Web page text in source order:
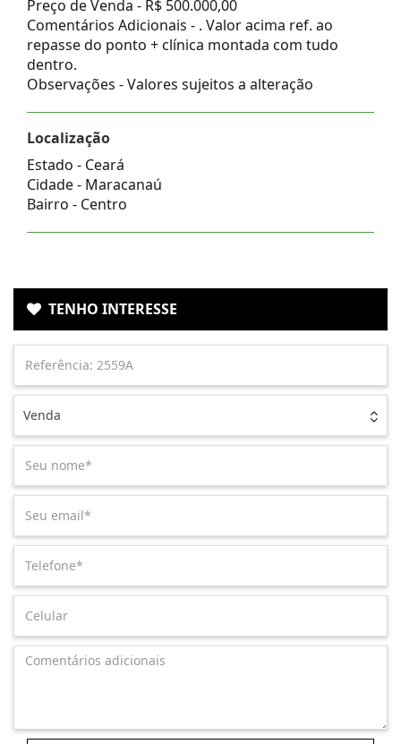
Preço de Venda - R$ 500.000,00
Comentários Adicionais - . Valor acima ref. ao
repasse do ponto + clínica montada com tudo
dentro.
Observações - Valores sujeitos a alteração
Localização
Estado - Ceará
Cidade - Maracanaú
Bairro - Centro
TENHO INTERESSE
Venda